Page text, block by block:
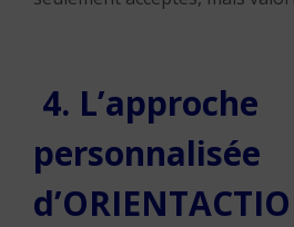
4. L’approche
personnalisée